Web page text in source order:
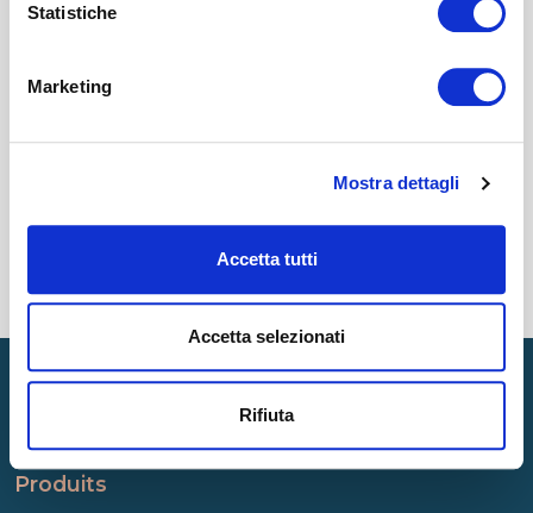
Statistiche
Marketing
Mostra dettagli
Accetta tutti
Accetta selezionati
Rifiuta
CATÉGORIES
RÉCENTS
TAG
Produits